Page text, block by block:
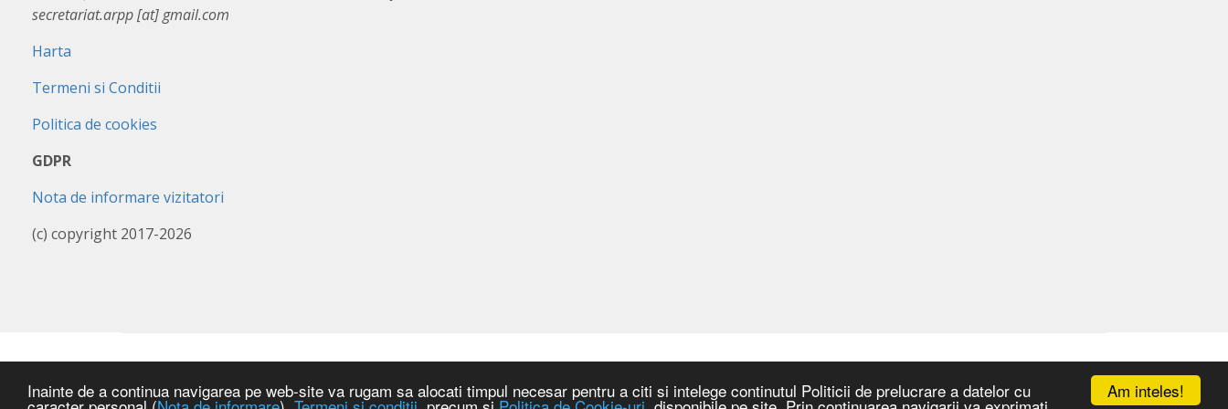
Am inteles!
Inainte de a continua navigarea pe web-site va rugam sa alocati timpul necesar pentru a citi si intelege continutul Politicii de prelucrare a datelor cu
secretariat.arpp [at] gmail.com
Harta
Termeni si Conditii
Politica de cookies
GDPR
Nota de informare vizitatori
(c) copyright 2017-2026